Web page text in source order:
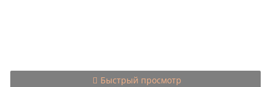
Быстрый просмотр